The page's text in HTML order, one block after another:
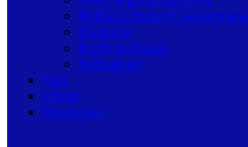
Politici Urbane & Guvernanta
Dialoguri
Profil de Primar
Podcast-uri
Stiri
Oferte
Despre noi